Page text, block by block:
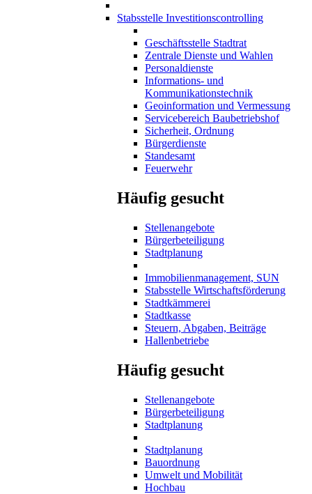
Stabsstelle Investitionscontrolling
Geschäftsstelle Stadtrat
Zentrale Dienste und Wahlen
Personaldienste
Informations- und
Kommunikationstechnik
Geoinformation und Vermessung
Servicebereich Baubetriebshof
Sicherheit, Ordnung
Bürgerdienste
Standesamt
Feuerwehr
Häufig gesucht
Stellenangebote
Bürgerbeteiligung
Stadtplanung
Immobilienmanagement, SUN
Stabsstelle Wirtschaftsförderung
Stadtkämmerei
Stadtkasse
Steuern, Abgaben, Beiträge
Hallenbetriebe
Häufig gesucht
Stellenangebote
Bürgerbeteiligung
Stadtplanung
Stadtplanung
Bauordnung
Umwelt und Mobilität
Hochbau